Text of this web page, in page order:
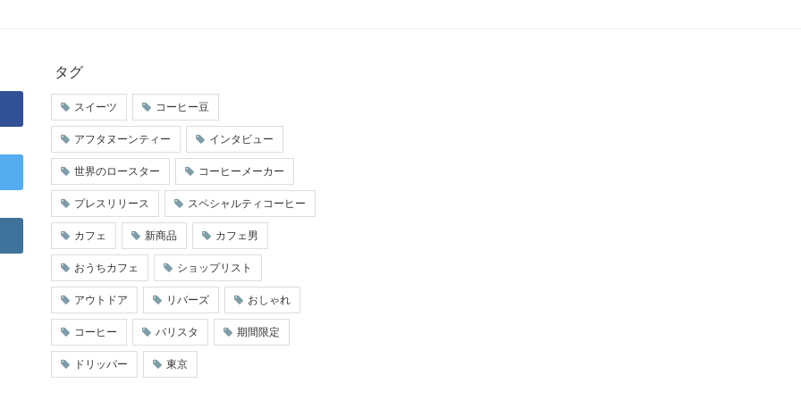
タグ
スイーツ コーヒー豆
アフタヌーンティー インタビュー
世界のロースター コーヒーメーカー
プレスリリース スペシャルティコーヒー
カフェ 新商品 カフェ男
おうちカフェ ショップリスト
アウトドア リバーズ おしゃれ
コーヒー バリスタ 期間限定
ドリッパー 東京